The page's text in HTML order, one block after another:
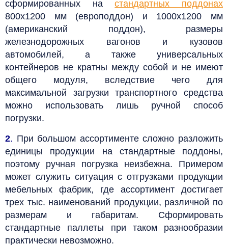
сформированных настандартных поддонах
800х1200 мм (европоддон) и 1000х1200 мм
(американский поддон), размеры
железнодорожных вагонов и кузовов
автомобилей, а также универсальных
контейнеров не кратны между собой и не имеют
общего модуля, вследствие чего для
максимальной загрузки транспортного средства
можно использовать лишь ручной способ
погрузки.
2. При большом ассортименте сложно разложить
единицы продукции на стандартные поддоны,
поэтому ручная погрузка неизбежна. Примером
может служить ситуация с отгрузками продукции
мебельных фабрик, где ассортимент достигает
трех тыс. наименований продукции, различной по
размерам и габаритам. Сформировать
стандартные паллеты при таком разнообразии
практически невозможно.